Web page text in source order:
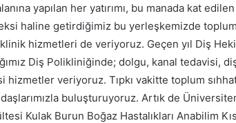
yapılan her yatırımı, bu manada kat
haline getirdiğimiz bu yerleşkemizde
hizmetleri de veriyoruz. Geçen yıl Diş
Diş Polikliniğinde; dolgu, kanal tedavisi,
hizmetler veriyoruz. Tıpkı vakitte toplum
buluşturuyoruz. Artık de
Kulak Burun Boğaz Hastalıkları Anabilim